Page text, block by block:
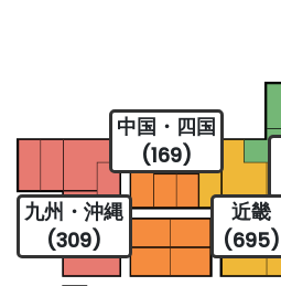
近畿
(695)
中国・四国
(169)
九州・沖縄
(309)